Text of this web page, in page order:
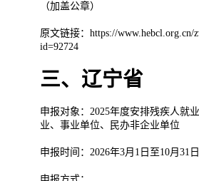
（加盖公章）
原文链接：https://www.hebcl.org.cn/
id=92724
三、辽宁省
申报对象：2025年度安排残疾人就
业、事业单位、民办非企业单位
申报时间：2026年3月1日至10月31日